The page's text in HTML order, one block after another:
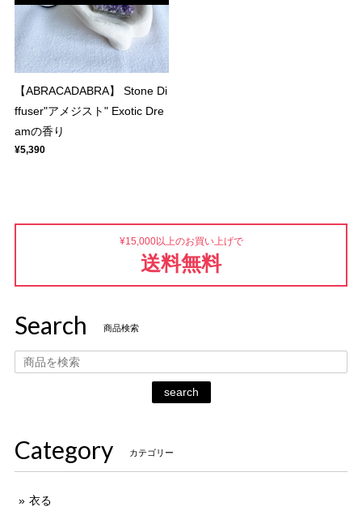
【ABRACADABRA】 Stone Di
ffuser"アメジスト" Exotic Dre
amの香り
¥5,390
¥15,000以上のお買い上げで
送料無料
Search 商品検索
search
Category カテゴリー
衣る